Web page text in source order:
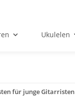
Ukulelen
für junge Gitarristen